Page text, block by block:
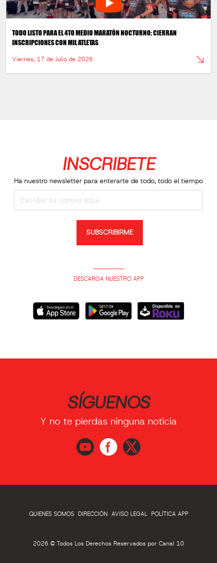
TODO LISTO PARA EL 4TO MEDIO MARATÓN NOCTURNO; CIERRAN
INSCRIPCIONES CON MIL ATLETAS
Viernes, 17 de Julio de 2026
INSCRIBETE
Ha nuestro newsletter para enterarte de todo, todo el tiempo
SUBSCRIBIRME
DESCARGA NUESTRO APP
SÍGUENOS
Y no te pierdas ninguna noticia
QUIENES SOMOS DIRECCIÓN AVISO LEGAL POLÍTICA APP
2026 © Todos Los Derechos Reservados por Canal 10